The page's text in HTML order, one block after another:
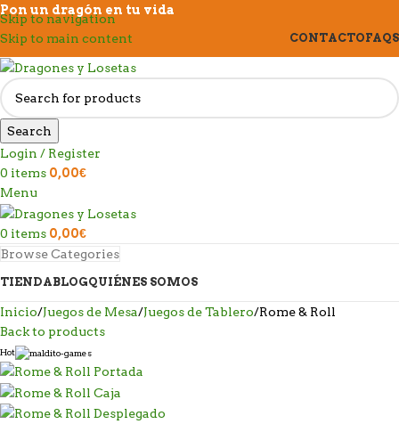
Skip to navigation
Skip to main content
Pon un dragón en tu vida
CONTACTOFAQS
Search
Login / Register
0 items 0,00€
Menu
0 items 0,00€
Browse Categories
TIENDABLOGQUIÉNES SOMOS
Inicio Juegos de Mesa Juegos de Tablero Rome & Roll
Back to products
Hot